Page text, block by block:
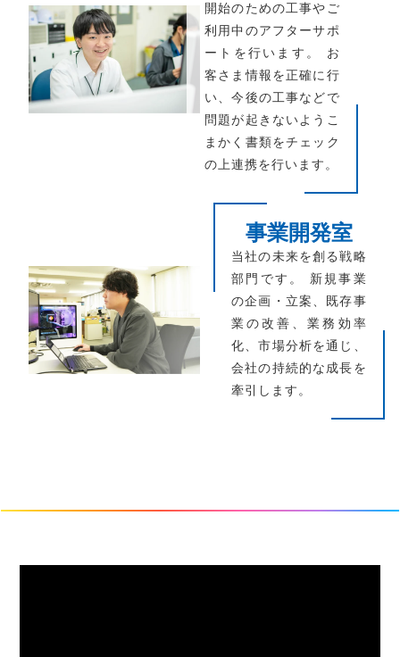
開始のための工事やご
利用中のアフターサポ
ートを行います。 お
客さま情報を正確に行
い、今後の工事などで
問題が起きないようこ
まかく書類をチェック
の上連携を行います。
事業開発室
当社の未来を創る戦略
部門です。 新規事業
の企画・立案、既存事
業の改善、業務効率
化、市場分析を通じ、
会社の持続的な成長を
牽引します。